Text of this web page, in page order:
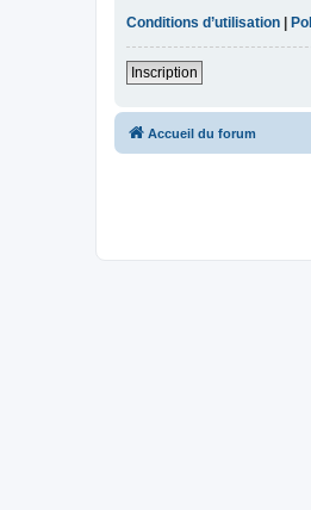
Conditions d’utilisation
Inscription
Accueil du forum